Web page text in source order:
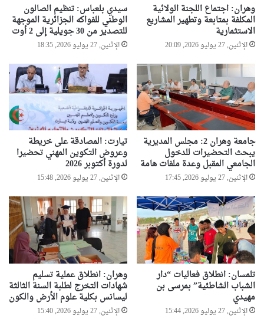
و
ن
ب
ت
و
ي
ض
ا
ل
م
ت
ض
ر
ي
ن
ف
ي
أ
ق
ر
ب
ا
ل
وهران: اجتماع اللجنة الولائية
المكلفة بمتابعة وتطهير المشاريع
الاستثمارية
الإثنين, 27 يوليو 2026, 20:09
سيدي بلعباس: تنظيم الصالون
الوطني للفواكه الجزائرية الموجهة
للتصدير من 30 جويلية إلى 2 أوت
الإثنين, 27 يوليو 2026, 18:35
جامعة وهران 2: مجلس المديرية
يبحث التحضيرات للدخول
الجامعي المقبل وعدة ملفات هامة
الإثنين, 27 يوليو 2026, 17:45
تيارت: المصادقة على خريطة
وعروض التكوين المهني تحضيرا
لدورة أكتوبر 2026
الإثنين, 27 يوليو 2026, 15:48
تلمسان: انطلاق فعاليات “دار
الشباب الشاطئية” بمرسى بن
مهيدي
الإثنين, 27 يوليو 2026, 15:44
وهران: انطلاق عملية تسليم
شهادات التخرج لطلبة السنة الثالثة
ليسانس بكلية علوم الأرض والكون
الإثنين, 27 يوليو 2026, 15:40